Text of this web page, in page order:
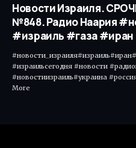
Новости Израиля.
№848. Радио Наария
#израиль #газа #иран
#израильсегодня #новости
#новостиизраиль#украина
More ​